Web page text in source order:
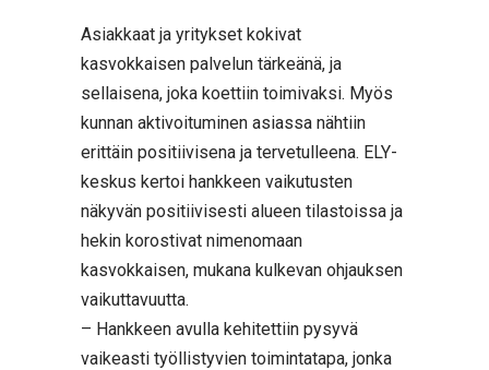
Asiakkaat ja yritykset kokivat
kasvokkaisen palvelun tärkeänä, ja
sellaisena, joka koettiin toimivaksi. Myös
kunnan aktivoituminen asiassa nähtiin
erittäin positiivisena ja tervetulleena. ELY-
keskus kertoi hankkeen vaikutusten
näkyvän positiivisesti alueen tilastoissa ja
hekin korostivat nimenomaan
kasvokkaisen, mukana kulkevan ohjauksen
vaikuttavuutta.
– Hankkeen avulla kehitettiin pysyvä
vaikeasti työllistyvien toimintatapa, jonka